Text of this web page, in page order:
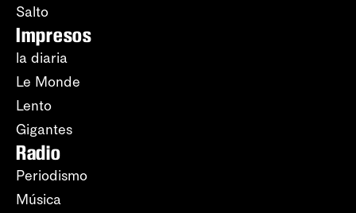
Salto
Impresos
la diaria
Le Monde
Lento
Gigantes
Radio
Periodismo
Música